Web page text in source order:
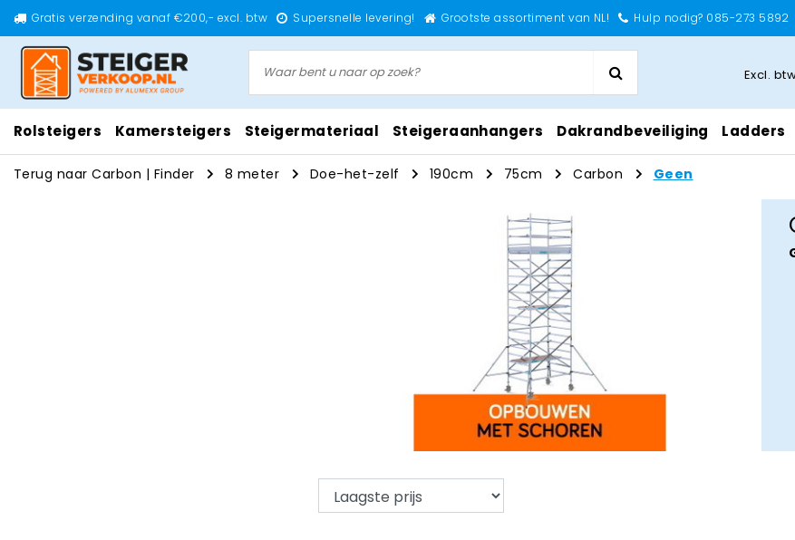
Gratis verzending vanaf €200,- excl. btw Supersnelle levering! Grootste assortiment van NL! Hulp nodig? 085-273 5892
Excl.
Rolsteigers Kamersteigers Steigermateriaal Steigeraanhangers Dakrandbeveiliging Ladders
Terug naar Carbon | Finder 8 meter Doe-het-zelf 190cm 75cm Carbon Geen